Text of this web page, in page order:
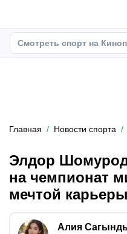
Смотреть спорт на
Главная Новости спорта
Элдор
на чемпионат
мечтой карьеры
Алия